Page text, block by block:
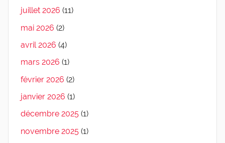
juillet 2026 (11)
mai 2026 (2)
avril 2026 (4)
mars 2026 (1)
février 2026 (2)
janvier 2026 (1)
décembre 2025 (1)
novembre 2025 (1)